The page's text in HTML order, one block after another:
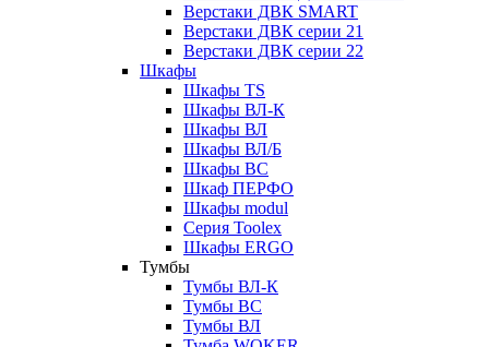
Верстаки ДВК SMART
Верстаки ДВК серии 21
Верстаки ДВК серии 22
Шкафы
Шкафы TS
Шкафы ВЛ-К
Шкафы ВЛ
Шкафы ВЛ/Б
Шкафы ВС
Шкаф ПЕРФО
Шкафы modul
Серия Toolex
Шкафы ERGO
Тумбы
Тумбы ВЛ-К
Тумбы ВС
Тумбы ВЛ